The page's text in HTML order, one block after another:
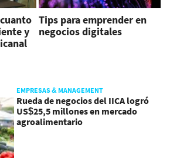
y
Tips para emprender en
negocios digitales
EMPRESAS & MANAGEMENT
Rueda de negocios del IICA logró
US$25,5 millones en mercado
agroalimentario